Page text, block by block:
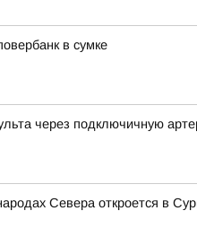
в сумке
через подключичную
Севера откроется в